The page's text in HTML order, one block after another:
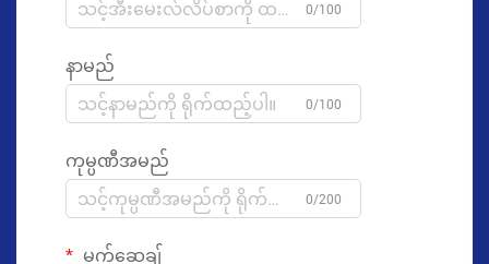
0/100
နာမည်
0/100
ကုမ္ပဏီအမည်
0/200
မက်ဆေ့ချ်